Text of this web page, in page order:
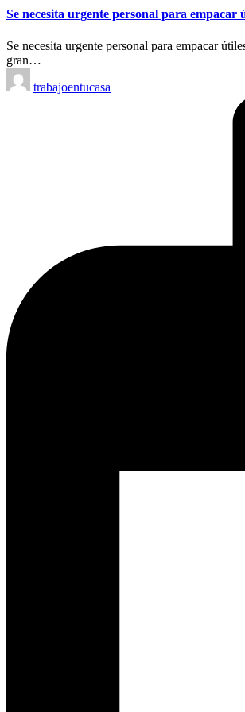
Se necesita urgente personal para empacar
Se necesita urgente personal para empacar
gran…
Publicado
por
trabajoentucasa